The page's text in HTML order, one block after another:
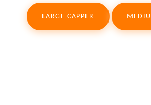
LARGE CAPPER